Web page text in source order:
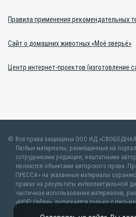
Правила применения рекомендательных
Сайт о домашних животных «Моё зверьё»
Центр интернет-проектов (изготовление
Все права защищены ООО ИД «СВОБОДНАЯ
Любые материалы, размещенные на
сотрудниками редакции, нештатными
являются объектами авторского права.
ПРЕССА» на указанные материалы
правах на результаты интеллектуальной
частичное использование материалов,
«МОЁ! Online», допускается только с